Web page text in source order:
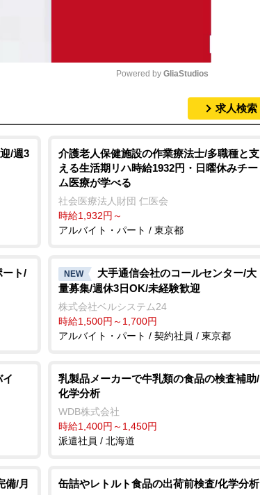
t
e
Powered by GliaStudios
求人検索
/週3
介護老人保健施設の作業療法士/多職種と支
える生活期リハ時給1932円・日曜休みチー
ム医療が学べる
社会医療法人財団 仁医会
時給1,932円～
アルバイト・パート / 東京都
ート/ NEW
大手通信会社のコールセンター/大
量募集/週休3日OK/未経験歓迎
株式会社ベルシステム24
時給1,500円～1,700円
アルバイト・パート / 契約社員 / 東京都
乳製品メーカーで牛乳類の食品の検査補助/
化学分析
WDB株式会社
時給1,400円～1,450円
派遣社員 / 北海道
備/月 缶詰やレトルト食品の出荷前検査/化学分析